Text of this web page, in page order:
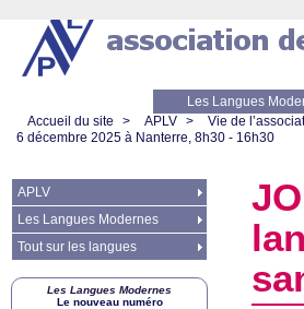
Les Langues
Accueil du site
> APLV > Vie de
6 décembre 2025 à Nanterre, 8h30 - 16h30
APLV
Les Langues Modernes
Tout sur les langues
Les Langues Modernes
Le nouveau numéro